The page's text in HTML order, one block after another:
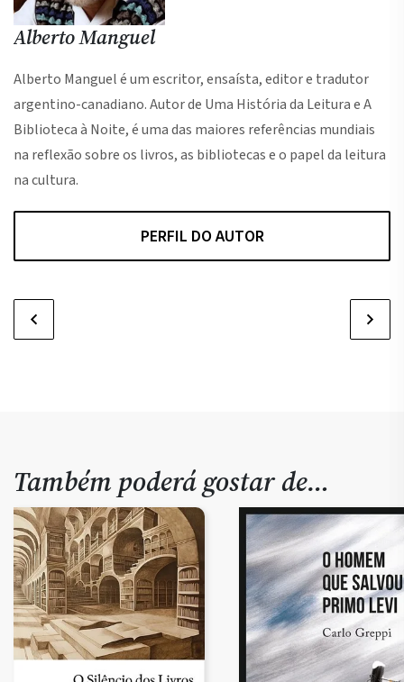
Alberto Manguel
Alberto Manguel é um escritor, ensaísta, editor e tradutor
argentino-canadiano. Autor de Uma História da Leitura e A
Biblioteca à Noite, é uma das maiores referências mundiais
na reflexão sobre os livros, as bibliotecas e o papel da leitura
na cultura.
PERFIL DO AUTOR
Também poderá gostar de…